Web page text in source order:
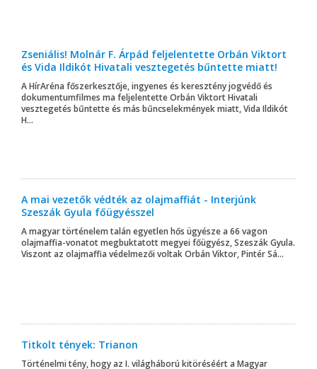
Zseniális! Molnár F. Árpád feljelentette Orbán Viktort
és Vida Ildikót Hivatali vesztegetés bűntette miatt!
A HírAréna főszerkesztője, ingyenes és keresztény jogvédő és
dokumentumfilmes ma feljelentette Orbán Viktort Hivatali
vesztegetés bűntette és más bűncselekmények miatt, Vida Ildikót
H...
A mai vezetők védték az olajmaffiát - Interjúnk
Szeszák Gyula főügyésszel
A magyar történelem talán egyetlen hős ügyésze a 66 vagon
olajmaffia-vonatot megbuktatott megyei főügyész, Szeszák Gyula.
Viszont az olajmaffia védelmezői voltak Orbán Viktor, Pintér Sá...
Titkolt tények: Trianon
Történelmi tény, hogy az I. világháború kitöréséért a Magyar